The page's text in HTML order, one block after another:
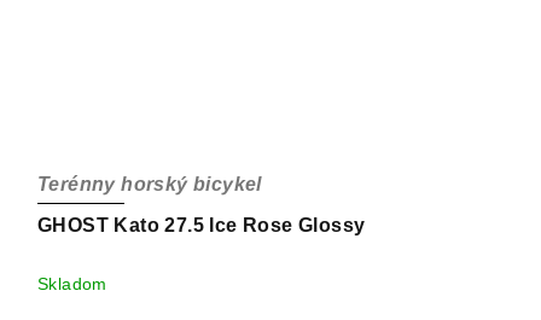
GHOST Kato 27.5 Ice Rose Glossy
Terénny horský bicykel
Skladom